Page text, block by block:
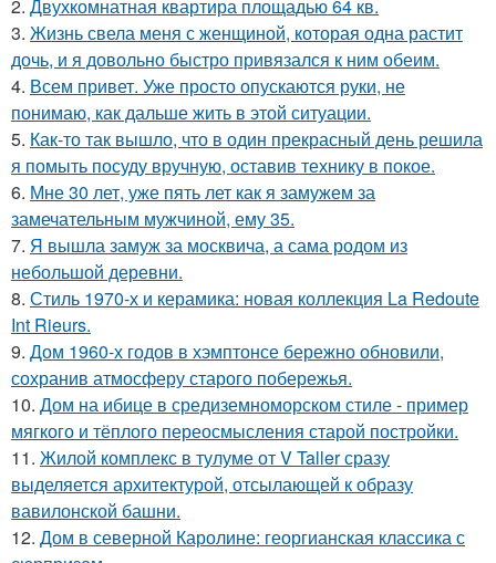
2. Двухкомнатная квартира площадью 64 кв.
3. Жизнь свела меня с женщиной, которая одна растит
дочь, и я довольно быстро привязался к ним обеим.
4. Всем привет. Уже просто опускаются руки, не
понимаю, как дальше жить в этой ситуации.
5. Как-то так вышло, что в один прекрасный день решила
я помыть посуду вручную, оставив технику в покое.
6. Мне 30 лет, уже пять лет как я замужем за
замечательным мужчиной, ему 35.
7. Я вышла замуж за москвича, а сама родом из
небольшой деревни.
8. Стиль 1970-х и керамика: новая коллекция La Redoute
Int Rieurs.
9. Дом 1960-х годов в хэмптонсе бережно обновили,
сохранив атмосферу старого побережья.
10. Дом на ибице в средиземноморском стиле - пример
мягкого и тёплого переосмысления старой постройки.
11. Жилой комплекс в тулуме от V Taller сразу
выделяется архитектурой, отсылающей к образу
вавилонской башни.
12. Дом в северной Каролине: георгианская классика с